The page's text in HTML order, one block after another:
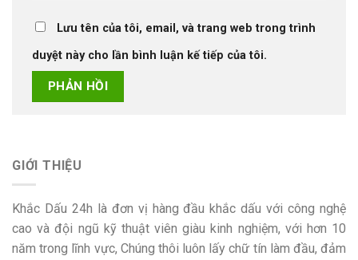
Lưu tên của tôi, email, và trang web trong trình
duyệt này cho lần bình luận kế tiếp của tôi.
GIỚI THIỆU
Khắc Dấu 24h là đơn vị hàng đầu khắc dấu với công nghệ
cao và đội ngũ kỹ thuật viên giàu kinh nghiệm, với hơn 10
năm trong lĩnh vực, Chúng thôi luôn lấy chữ tín làm đầu, đảm